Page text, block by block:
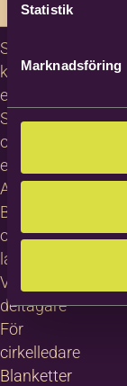
Statistik
Marknadsföring
Studiecirklar,
kurser och
evenemang
Studiematerial
och
erbjudanden
About
Bilda in
other
languages
Villkor för
deltagare
För
cirkelledare
Blanketter